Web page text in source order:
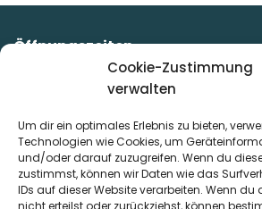
Cookie-Zustimmung
verwalten
Um dir ein optimales Erlebnis zu bieten,
Technologien wie Cookies, um
und/oder darauf zuzugreifen. Wenn du
zustimmst, können wir Daten wie das
IDs auf dieser Website verarbeiten. Wenn
nicht erteilst oder zurückziehst, können
Öffnungszeiten
Unsere Mitarbeiter/innen stehen
beratend zur Seite!
Dienstag:07:00 – 12:00 Uhr & von
Mittwoch:07:00 – 12:00 Uhr
Donnerstag:07:00 – 12:00 Uhr & von
Freitag:07:00 – 12.00 Uhr